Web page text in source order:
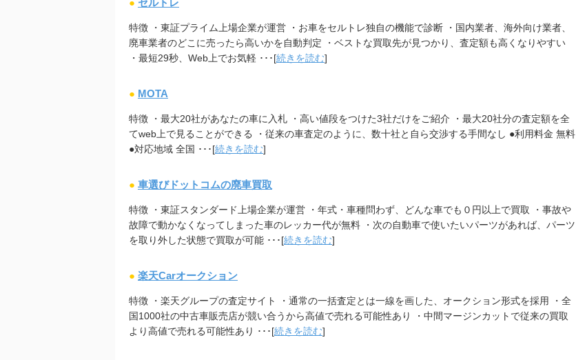
● セルトレ
特徴 ・東証プライム上場企業が運営 ・お車をセルトレ独自の機能で診断 ・国内業者、海外向け業者、
廃車業者のどこに売ったら高いかを自動判定 ・ベストな買取先が見つかり、査定額も高くなりやすい
・最短29秒、Web上でお気軽 ･･･[続きを読む]
● MOTA
特徴 ・最大20社があなたの車に入札 ・高い値段をつけた3社だけをご紹介 ・最大20社分の査定額を全
てweb上で見ることができる ・従来の車査定のように、数十社と自ら交渉する手間なし ●利用料金 無料
●対応地域 全国 ･･･[続きを読む]
● 車選びドットコムの廃車買取
特徴 ・東証スタンダード上場企業が運営 ・年式・車種問わず、どんな車でも０円以上で買取 ・事故や
故障で動かなくなってしまった車のレッカー代が無料 ・次の自動車で使いたいパーツがあれば、パーツ
を取り外した状態で買取が可能 ･･･[続きを読む]
● 楽天Carオークション
特徴 ・楽天グループの査定サイト ・通常の一括査定とは一線を画した、オークション形式を採用 ・全
国1000社の中古車販売店が競い合うから高値で売れる可能性あり ・中間マージンカットで従来の買取
より高値で売れる可能性あり ･･･[続きを読む]